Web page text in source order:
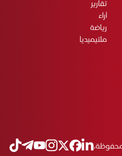
تقارير
آراء
رياضة
ملتيميديا